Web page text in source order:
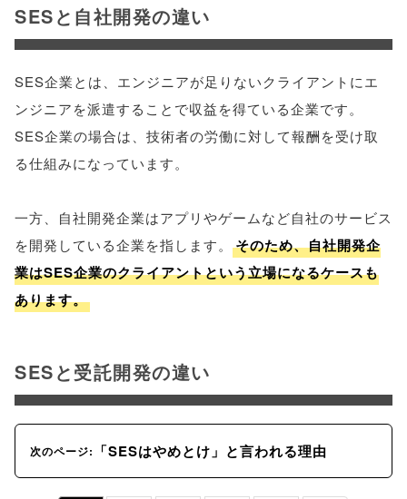
SESと自社開発の違い
SES企業とは、エンジニアが足りないクライアントにエ
ンジニアを派遣することで収益を得ている企業です。
SES企業の場合は、技術者の労働に対して報酬を受け取
る仕組みになっています。
一方、自社開発企業はアプリやゲームなど自社のサービス
を開発している企業を指します。
そのため、自社開発企
業はSES企業のクライアントという立場になるケースも
あります。
SESと受託開発の違い
次のページ: 「SESはやめとけ」と言われる理由